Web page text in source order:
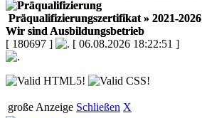
Präqualifizierungszertifikat » 2021-2026
Wir sind Ausbildungsbetrieb
[ 180697 ]
[ 06.08.2026 18:22:51 ]
große Anzeige Schließen X